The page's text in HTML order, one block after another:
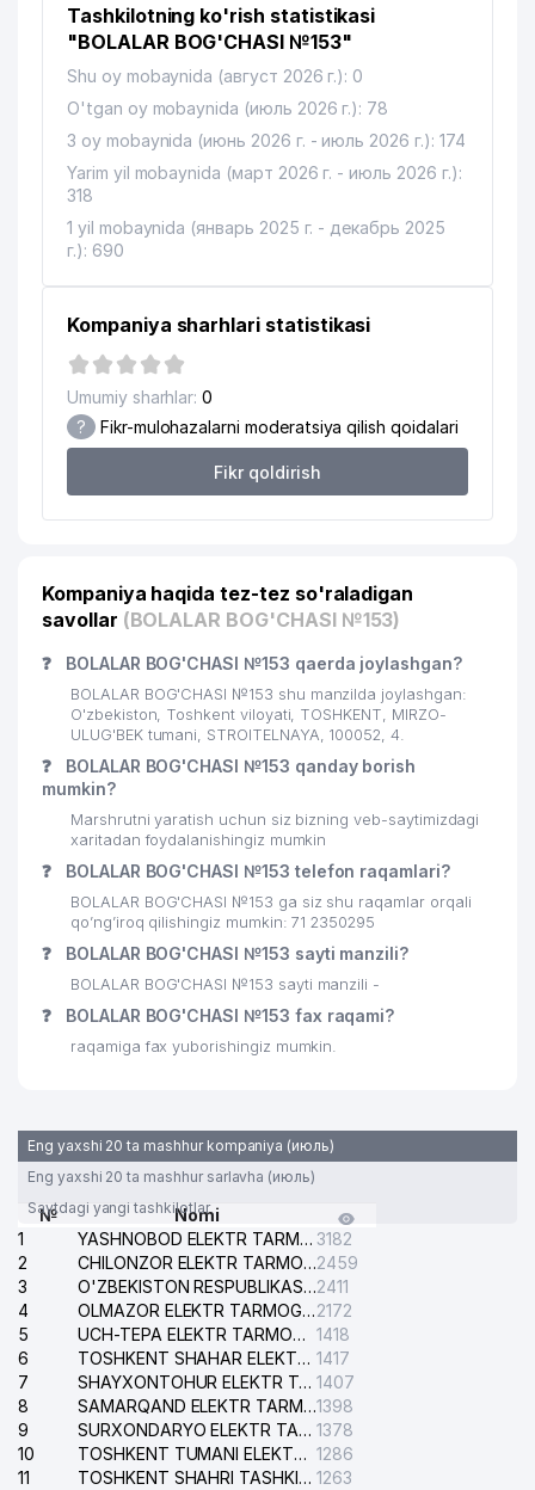
HOKIMIYATI
13
BO'LIMI
14 AZIZ-BAXT MChJ 968 м
15
GOLDEN HOUSE DEVELOPMENT
972 м
Tashkilotning ko'rish statistikasi
"BOLALAR BOG'CHASI №153"
Shu oy mobaynida (август 2026 г.): 0
O'tgan oy mobaynida (июль 2026 г.): 78
3 oy mobaynida (июнь 2026 г. - июль 2026 г.): 174
Yarim yil mobaynida (март 2026 г. - июль 2026 г.):
318
1 yil mobaynida (январь 2025 г. - декабрь 2025
г.): 690
Kompaniya sharhlari statistikasi
Umumiy sharhlar: 0
? Fikr-mulohazalarni moderatsiya qilish qoidalari
Fikr qoldirish
Kompaniya haqida tez-tez so'raladigan
savollar (BOLALAR BOG'CHASI №153)
❓ BOLALAR BOG'CHASI №153 qaerda joylashgan?
BOLALAR BOG'CHASI №153 shu manzilda joylashgan:
O'zbekiston, Toshkent viloyati, TOSHKENT, MIRZO-
ULUG'BEK tumani, STROITELNAYA, 100052, 4.
❓
BOLALAR BOG'CHASI №153 qanday borish
mumkin?
Marshrutni yaratish uchun siz bizning veb-saytimizdagi
xaritadan foydalanishingiz mumkin
❓ BOLALAR BOG'CHASI №153 telefon raqamlari?
BOLALAR BOG'CHASI №153 ga siz shu raqamlar orqali
qo’ng’iroq qilishingiz mumkin: 71 2350295
❓ BOLALAR BOG'CHASI №153 sayti manzili?
BOLALAR BOG'CHASI №153 sayti manzili -
❓ BOLALAR BOG'CHASI №153 fax raqami?
raqamiga fax yuborishingiz mumkin.
Eng yaxshi 20 ta mashhur kompaniya (июль)
Eng yaxshi 20 ta mashhur sarlavha (июль)
Saytdagi yangi tashkilotlar
№
Nomi
1
YASHNOBOD ELEKTR TARMOG'I NOSOZLIKLARI XIZMATI 3182
2
CHILONZOR ELEKTR TARMOG'I NOSOZLIK XIZMATI2459
3
O'ZBEKISTON RESPUBLIKASI BOSH PROKURATURASI ISHONCH TELEFONI2411
4
OLMAZOR ELEKTR TARMOG'I NOSOZLIKLARI XIZMATI2172
5
UCH-TEPA ELEKTR TARMOG'I NOSOZLIKLARI XIZMATI 1418
6
TOSHKENT SHAHAR ELEKTR TARMOQLARI KORXONASI AJ 1417
7
SHAYXONTOHUR ELEKTR TARMOG'I NOSOZLIKLARINI TUZATISH XIZMATI 1407
8
SAMARQAND ELEKTR TARMOQLARI AJ1398
9
SURXONDARYO ELEKTR TARMOQLARI AJ 1378
10
TOSHKENT TUMANI ELEKTR TARMOG'I AVARIYA XIZMATI 1286
11
TOSHKENT SHAHRI TASHKILOT TELEFONLARI HAQIDA MA'LUMOT BYUROSI 1263